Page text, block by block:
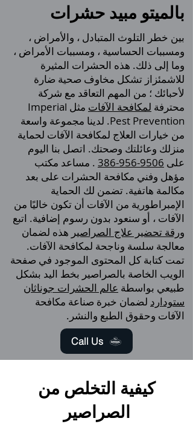
بالميتو مبيد حشرات
بين خطر التلوث المتبادل ، والأمراض ،
ومسببات الحساسية ، ومسببات الأمراض ،
وما إلى ذلك. هذه الحشرات المثيرة
للاشمئزاز تشكل مخاوف صحية ضارة
لأحبائك ؛ من المهم التعاقد مع شركة
محترفة لمكافحة الآفات
مثل Imperial
Pest Prevention. لدينا مجموعة واسعة
من خيارات العلاج لمكافحة الآفات لحماية
منزلك وعائلتك وصحتك. اتصل بنا اليوم
على 9506-956-386
. مساعد مكتب
مؤهل وفني مكافحة الحشرات على بعد
مكالمة هاتفية. تضمن لك الحماية
الإمبراطورية من الآفات أن تكون خاليًا من
الآفات ، أو سنعود بدون رسوم إضافية. اتبع
ورقة تحضير علاج الصراصير هذه لضمان
معالجة سلسة وناجحة لمكافحة الآفات.
تمت كتابة كل المحتوى الموجود في صفحة
الويب الخاصة بالصراصير بخط اليد بشكل
طبيعي بواسطة عالم الحشرات جوناثان
ستودارد لضمان خبرة صناعة مكافحة
الآفات وحقوق الطبع والنشر.
Call Us
كيفية التخلص من
الصراصير